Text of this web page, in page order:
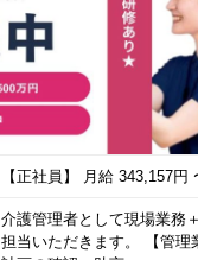
【正社員】 月給 343,157円
介護管理者として現場業務
担当いただきます。 【管理